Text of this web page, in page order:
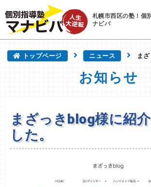
札幌市西区の塾！個
ナビバ
トップページ ニュース ま
お知らせ
まざっきblog様に紹
した。